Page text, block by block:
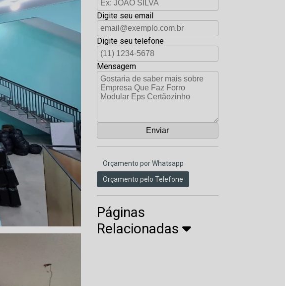
Digite seu email
Digite seu telefone
Mensagem
Orçamento por Whatsapp
Orçamento pelo Telefone
Páginas
Relacionadas